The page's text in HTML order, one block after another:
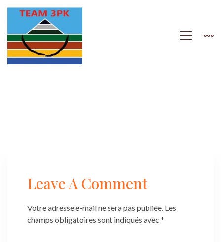
bgLeave A Comment
Votre adresse e-mail ne sera pas publiée. Les
champs obligatoires sont indiqués avec *